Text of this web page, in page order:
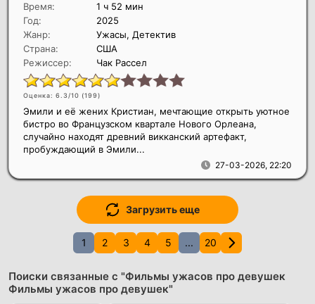
Время:
1 ч 52 мин
Год:
2025
Жанр:
Ужасы, Детектив
Страна:
США
Режиссер:
Чак Рассел
Оценка: 6.3/10 (199)
27-03-2026, 22:20
Эмили и её жених Кристиан, мечтающие открыть уютное
бистро во Французском квартале Нового Орлеана,
случайно находят древний викканский артефакт,
пробуждающий в Эмили...
Загрузить еще
1 2 3 4 5 ... 20
Поиски связанные с "Фильмы ужасов про девушек
Фильмы ужасов про девушек"